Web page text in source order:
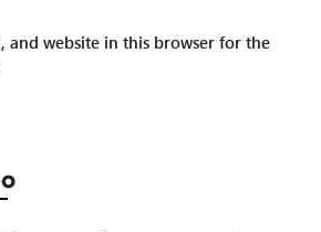
and website in this browser for the